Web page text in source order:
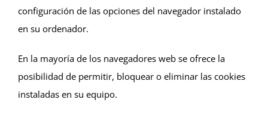
configuración de las opciones del navegador instalado
en su ordenador.
En la mayoría de los navegadores web se ofrece la
posibilidad de permitir, bloquear o eliminar las cookies
instaladas en su equipo.